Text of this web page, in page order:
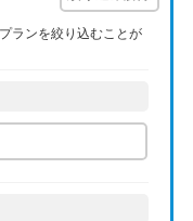
ランを絞り込むことが